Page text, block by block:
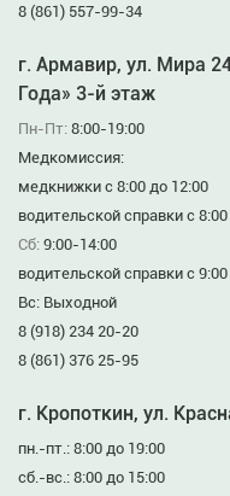
8 (861) 557-99-34
г. Армавир, ул. Мира
Года» 3-й этаж
Пн-Пт: 8:00-19:00
Медкомиссия:
медкнижки с 8:00 до 12:00
водительской справки с
Сб: 9:00-14:00
водительской справки с
Вс: Выходной
8 (918) 234 20-20
8 (861) 376 25-95
г. Кропоткин, ул.
пн.-пт.: 8:00 до 19:00
сб.-вс.: 8:00 до 15:00